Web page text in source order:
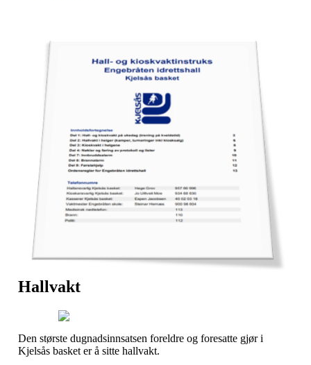
Hallvakt
Den største dugnadsinnsatsen foreldre og foresatte gjør i
Kjelsås basket er å sitte hallvakt.